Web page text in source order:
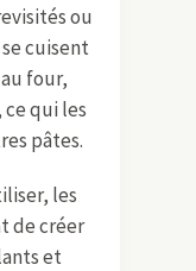
ou
cuisent
four,
ce qui les
pâtes.
les
de créer
et